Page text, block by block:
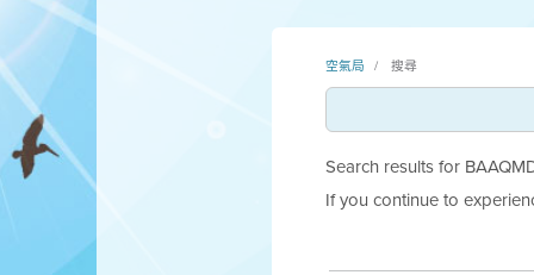
空氣局 搜尋
Search results for
If you continue to